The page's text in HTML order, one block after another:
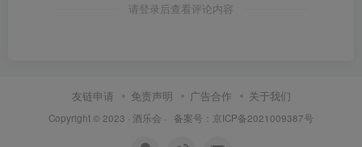
请登录后查看评论内容
友链申请 免责声明 广告合作 关于我们
Copyright © 2023 · 酒乐会 · 备案号：京ICP备2021009387号